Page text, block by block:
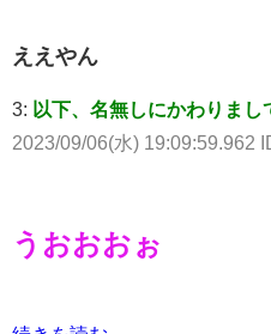
ええやん
3: 以下、名無しにかわりま
2023/09/06(水) 19:09:59.962
うおおおぉ